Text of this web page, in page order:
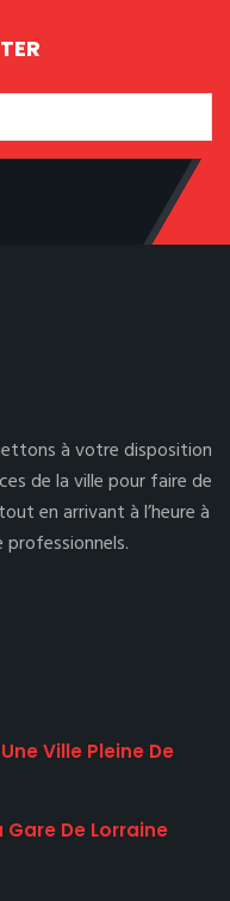
à votre disposition
de la ville pour faire de
en arrivant à l’heure à
Ville Pleine De
De Lorraine